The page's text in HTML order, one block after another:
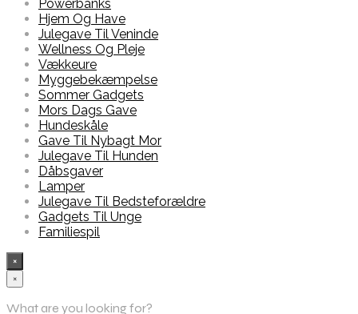
Powerbanks
Hjem Og Have
Julegave Til Veninde
Wellness Og Pleje
Vækkeure
Myggebekæmpelse
Sommer Gadgets
Mors Dags Gave
Hundeskåle
Gave Til Nybagt Mor
Julegave Til Hunden
Dåbsgaver
Lamper
Julegave Til Bedsteforældre
Gadgets Til Unge
Familiespil
×
×
What are you looking for?